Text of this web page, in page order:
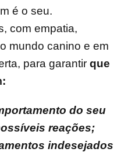
é o seu.
com empatia,
mundo canino e em
para garantir que
do seu
reações;
indesejados